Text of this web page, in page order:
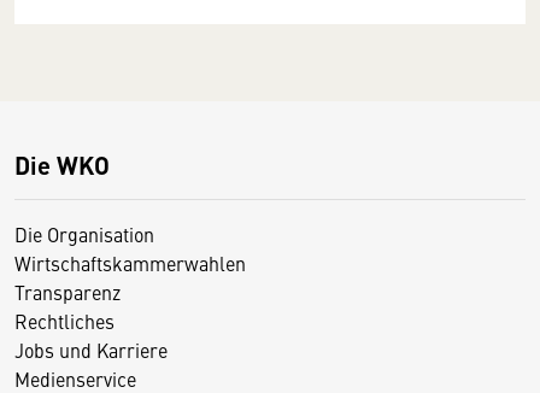
Die WKO
Die Organisation
Wirtschaftskammerwahlen
Transparenz
Rechtliches
Jobs und Karriere
Medienservice